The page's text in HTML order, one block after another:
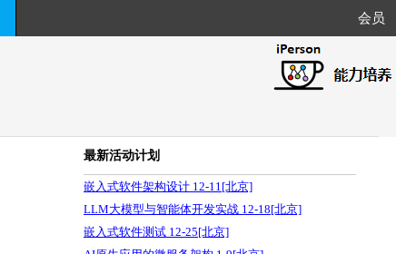
会员
最新活动计划
嵌入式软件架构设计 12-11[北京]
LLM大模型与智能体开发实战 12-18[北京]
嵌入式软件测试 12-25[北京]